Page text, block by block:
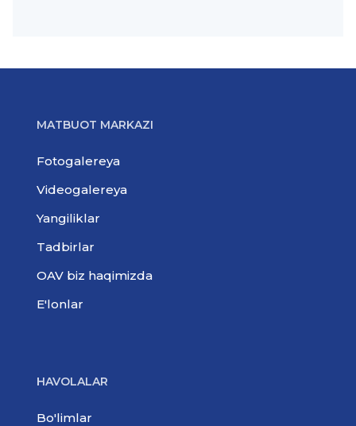
MATBUOT MARKAZI
Fotogalereya
Videogalereya
Yangiliklar
Tadbirlar
OAV biz haqimizda
E'lonlar
HAVOLALAR
Bo'limlar